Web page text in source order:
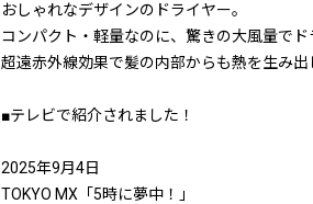
おしゃれなデザインのドライヤー。
コンパクト・軽量なのに、驚きの大風量でド
超遠赤外線効果で髪の内部からも熱を生み
■テレビで紹介されました！
2025年9月4日
TOKYO MX「5時に夢中！」